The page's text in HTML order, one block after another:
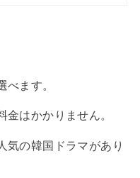
べます。
はかかりません。
気の韓国ドラマがあり